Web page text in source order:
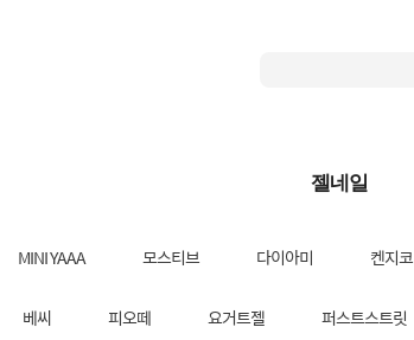
젤네일
MINI YAAA 모스티브 다이아미 켄지코
베씨 피오떼 요거트젤 퍼스트스트릿